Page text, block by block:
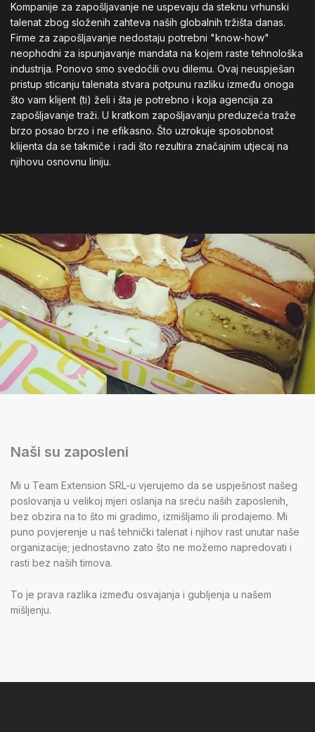
Kompanije za zapošljavanje ne uspevaju da steknu vrhunski
talenat zbog složenih zahteva naših globalnih tržišta danas.
Firme za zapošljavanje nedostaju potrebni "know-how"
neophodni za ispunjavanje mandata na kojem raste tehnološka
industrija. Ponovo smo svedočili ovu dilemu. Ovaj neuspješan
pristup sticanju talenata stvara potpunu razliku između onoga
što vam klijent (ti) želi i šta je potrebno i koja agencija za
zapošljavanje traži. U kratkom zapošljavanju preduzeća traže
brzo posao brzo i ne efikasno. Što uzrokuje sposobnost
klijenta da se takmiče i radi što rezultira značajnim utjecaj na
njihovu osnovnu liniju.
Naši su zaposleni
Mi u Team Extension SRL-u vjerujemo da se uspješnost našeg
poslovanja u velikoj mjeri oslanja na sreću naših zaposlenih,
bez obzira na to što mi gradimo, izmišljamo ili prodajemo. Mi
puno povjerenje u naš tehnički talenat i njihov rast unutar naše
organizacije; jednostavno zato što ne možemo napredovati i
rasti bez naših timova.
To je prava razlika između osvajanja i gubljenja u našem
mišljenju.